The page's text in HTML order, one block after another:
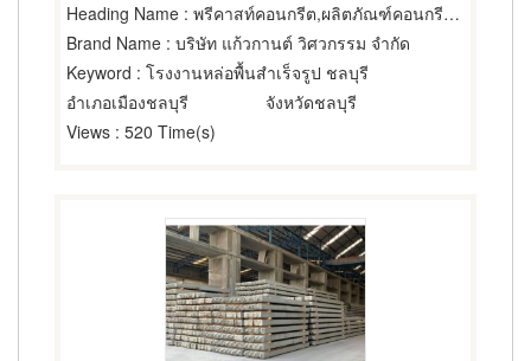
Heading Name : พรีคาสท์คอนกรีต,ผลิตภัณฑ์คอนกรีต,พื้นสำเร็จรูป (คอนกรีตเสริมเหล็กและอัดแรง)
Brand Name : บริษัท แก้วกานต์ วิศวกรรม จำกัด
Keyword : โรงงานหล่อพื้นสำเร็จรูป ชลบุรี
อำเภอเมืองชลบุรี
จังหวัดชลบุรี
Views : 520 Time(s)